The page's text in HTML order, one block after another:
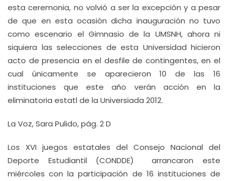
esta ceremonia, no volvió a ser la excepción y a pesar
de que en esta ocasión dicha inauguración no tuvo
como escenario el Gimnasio de la UMSNH, ahora ni
siquiera las selecciones de esta Universidad hicieron
acto de presencia en el desfile de contingentes, en el
cual únicamente se aparecieron 10 de las 16
instituciones que este año verán acción en la
eliminatoria estatl de la Universiada 2012.
La Voz, Sara Pulido, pág. 2 D
Los XVI juegos estatales del Consejo Nacional del
Deporte Estudiantil (CONDDE) arrancaron este
miércoles con la participación de 16 instituciones de